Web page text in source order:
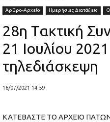
Άρθρο-Αρχείο Ημερήσιες Διατάξεις
28η Τακτική
21 Ιουλίου
τηλεδιάσκεψη
16/07/2021 14:59
ΚΑΤΕΒΑΣΤΕ ΤΟ ΑΡΧΕΙΟ